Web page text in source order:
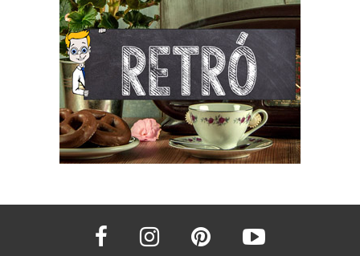
facebook instagram